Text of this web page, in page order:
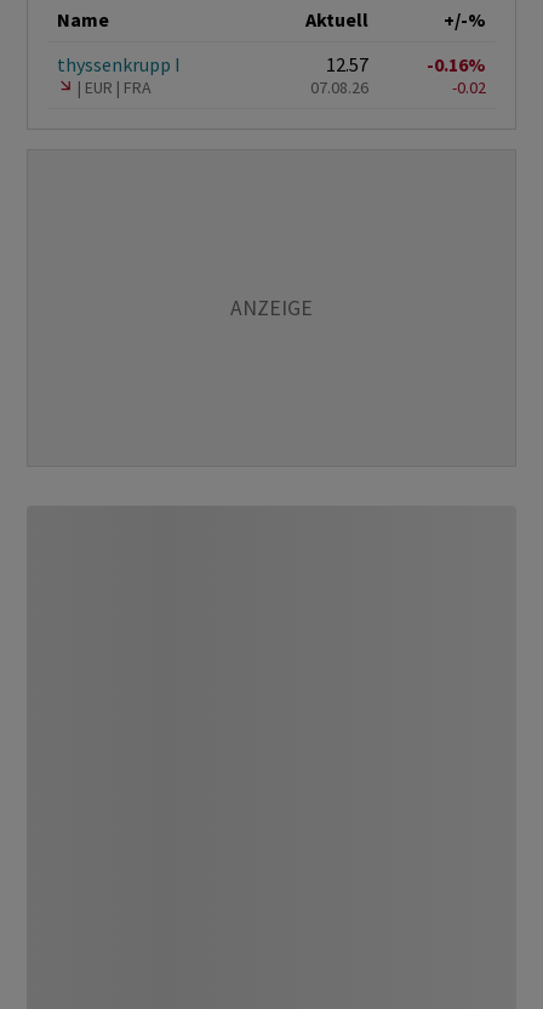
Name Aktuell
+/-%
thyssenkrupp I
EUR FRA
12.57
07.08.26
-0.16%
-0.02